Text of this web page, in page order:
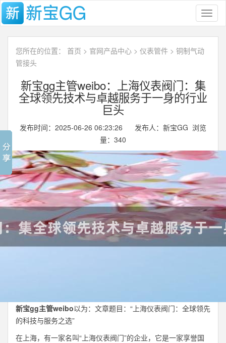
您所在的位置： 首页 > 官网产品中心 > 仪表管件 > 铜制气动
管接头
新宝gg主管weibo：上海仪表阀门：集
全球领先技术与卓越服务于一身的行业
巨头
发布时间：2025-06-26 06:23:26 发布人：新宝GG 浏览
量： 340
新宝gg主管weibo以为：文章题目：“上海仪表阀门：全球领先
的科技与服务之选”
在上海，有一家名叫“上海仪表阀门”的企业，它是一家享誉国